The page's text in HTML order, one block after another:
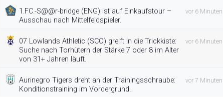
1.FC.-S@@r-bridge (ENG) ist auf Einkaufstour –
Ausschau nach Mittelfeldspieler.
vor 6 Minuten
07 Lowlands Athletic (SCO) greift in die Trickkiste:
Suche nach Torhütern der Stärke 7 oder 8 im Alter
von 31+ Jahren läuft.
vor 6 Minuten
Aurinegro Tigers dreht an der Trainingsschraube:
Konditionstraining im Vordergrund.
vor 7 Minuten